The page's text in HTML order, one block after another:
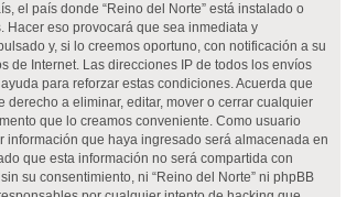
el país donde “Reino del Norte” está instalado o
Hacer eso provocará que sea inmediata y
y, si lo creemos oportuno, con notificación a su
de Internet. Las direcciones IP de todos los envíos
para reforzar estas condiciones. Acuerda que
derecho a eliminar, editar, mover o cerrar cualquier
que lo creamos conveniente. Como usuario
información que haya ingresado será almacenada en
que esta información no será compartida con
su consentimiento, ni “Reino del Norte” ni phpBB